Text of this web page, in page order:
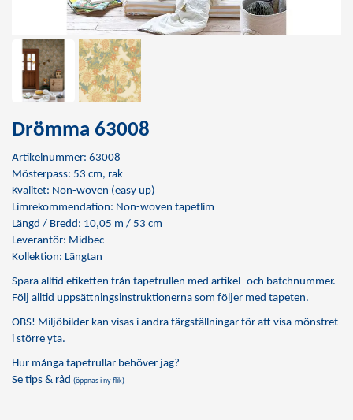
Drömma 63008
Artikelnummer: 63008
Mösterpass: 53 cm, rak
Kvalitet: Non-woven (easy up)
Limrekommendation: Non-woven tapetlim
Längd / Bredd: 10,05 m / 53 cm
Leverantör: Midbec
Kollektion: Längtan
Spara alltid etiketten från tapetrullen med artikel- och batchnummer.
Följ alltid uppsättningsinstruktionerna som följer med tapeten.
OBS! Miljöbilder kan visas i andra färgställningar för att visa mönstret
i större yta.
Hur många tapetrullar behöver jag?
Se tips & råd (öppnas i ny flik)